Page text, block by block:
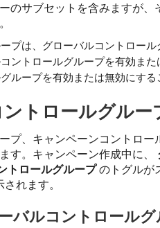
のサブセットを含みますが
プは、グローバルコントロー
ントロールグループを有効ま
ループを有効または無効にする
トロールグルー
プ、キャンペーンコントロ
す。キャンペーン作成中に、
トロールグループのトグルが
れます。
バルコントロール